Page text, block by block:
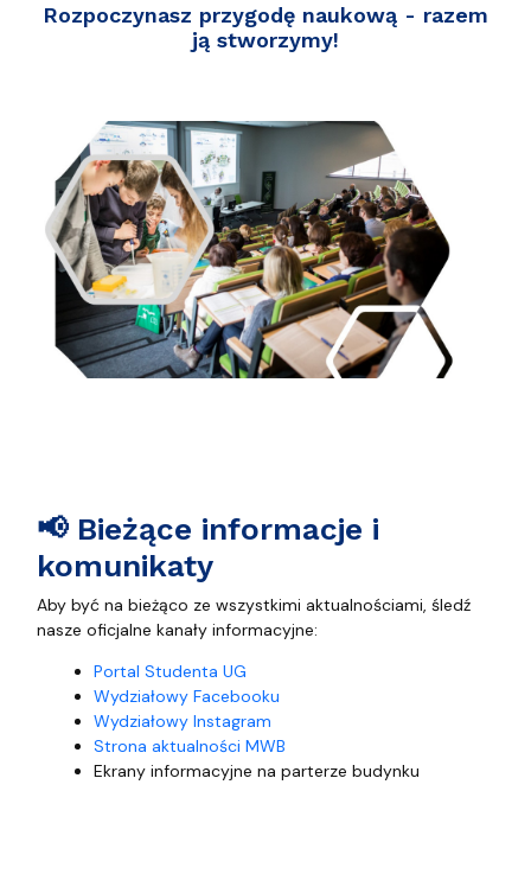
Rozpoczynasz przygodę naukową - razem
ją stworzymy!
📢 Bieżące informacje i
komunikaty
Aby być na bieżąco ze wszystkimi aktualnościami, śledź
nasze oficjalne kanały informacyjne:
Portal Studenta UG
Wydziałowy Facebooku
Wydziałowy Instagram
Strona aktualności MWB
Ekrany informacyjne na parterze budynku